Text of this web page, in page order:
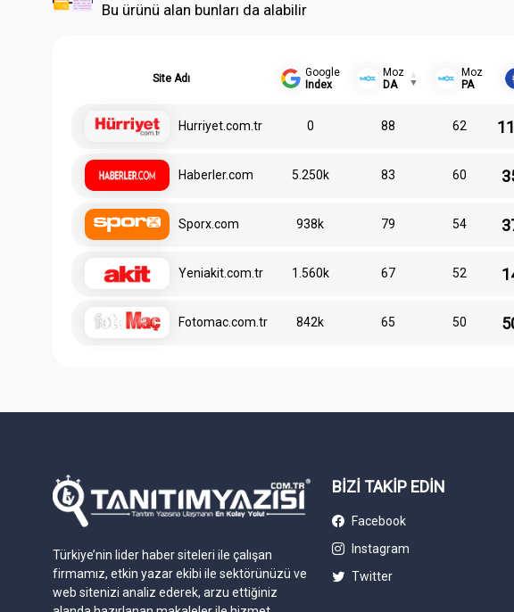
Bu ürünü alan bunları da alabilir
Site Adı
Google
Index
Moz
DA
Moz
PA
Hurriyet.com.tr 0 88 62
Haberler.com 5.250k 83 60
Sporx.com 938k 79 54
Yeniakit.com.tr 1.560k 67 52
Fotomac.com.tr 842k 65 50
Türkiye’nin lider haber siteleri ile çalışan
firmamız, etkin yazar ekibi ile sektörünüzü ve
web sitenizi analiz ederek, arzu ettiğiniz
BİZİ TAKİP EDİN
Facebook
Instagram
Twitter